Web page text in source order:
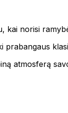
kai norisi
prabangaus
atmosferą